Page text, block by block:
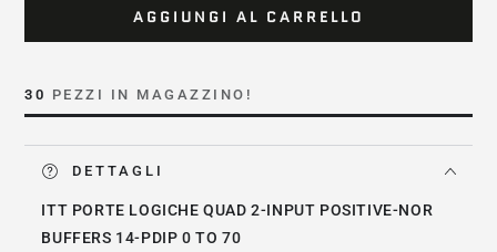
quantità
AGGIUNGI AL CARRELLO
30 PEZZI IN MAGAZZINO!
DETTAGLI
ITT PORTE LOGICHE QUAD 2-INPUT POSITIVE-NOR
BUFFERS 14-PDIP 0 TO 70